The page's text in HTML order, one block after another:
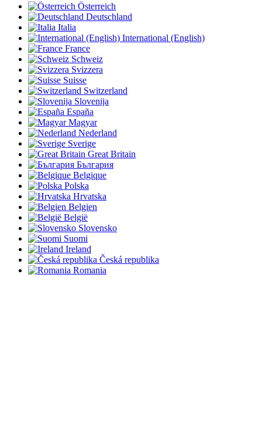
Österreich
Deutschland
Italia
International (English)
France
Schweiz
Svizzera
Suisse
Switzerland
Slovenija
España
Magyar
Nederland
Sverige
Great Britain
България
Belgique
Polska
Hrvatska
Belgien
België
Slovensko
Suomi
Ireland
Česká republika
Romania